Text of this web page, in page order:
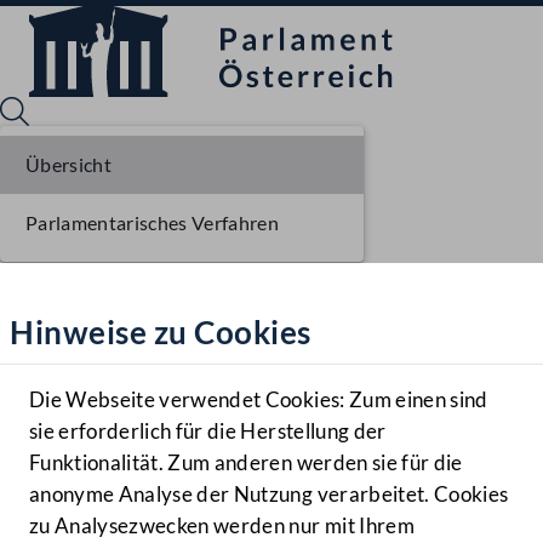
Hilfe
Benutzer
Navigationsmenü öffnen
MENÜ
Hinweise zu Cookies
Die Webseite verwendet Cookies: Zum einen sind
sie erforderlich für die Herstellung der
Funktionalität. Zum anderen werden sie für die
anonyme Analyse der Nutzung verarbeitet. Cookies
zu Analysezwecken werden nur mit Ihrem
Übersicht
Parlamentarisches Verfahren